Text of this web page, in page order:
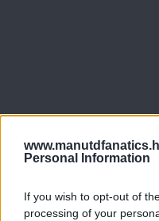
Personal Information
If you wish to opt-out of
processing of your